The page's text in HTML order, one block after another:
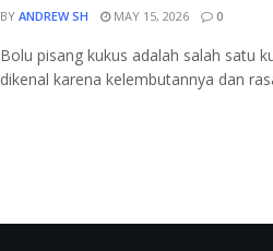
BY ANDREW SH MAY 15, 2026 0
Bolu pisang kukus adalah salah satu
dikenal karena kelembutannya dan